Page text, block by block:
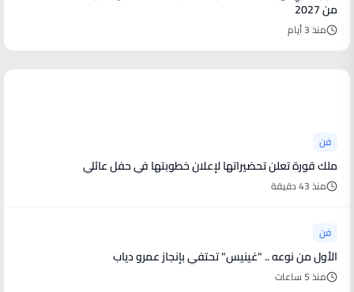
من 2027
منذ 3 أيام
فن
ملك قورة تعلن تحضيراتها لإعلان خطوبتها في حفل عائلي
منذ 43 دقيقة
فن
الأول من نوعه .. "غينيس" تحتفي بإنجاز عمرو دياب
منذ 5 ساعات